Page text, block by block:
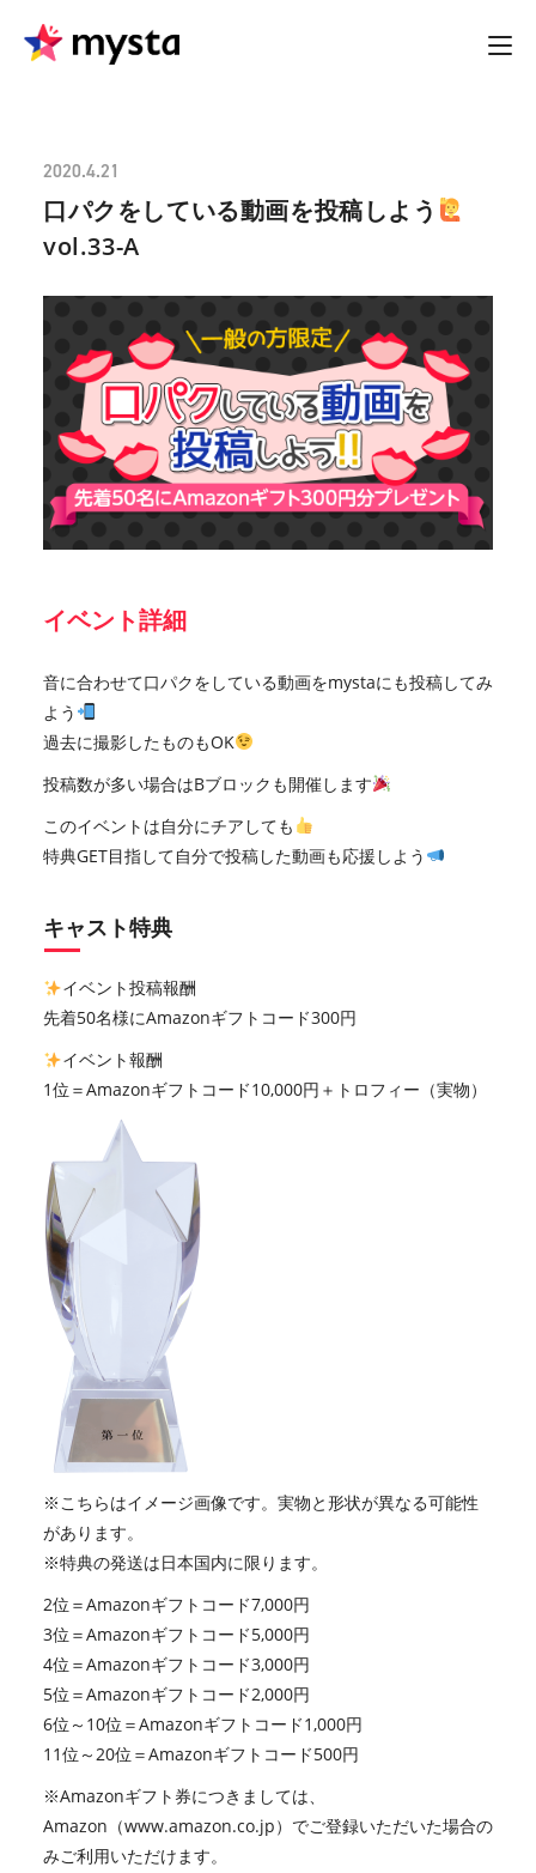
2020.4.21
口パクをしている動画を投稿しよう
vol.33-A
イベント詳細
音に合わせて口パクをしている動画をmystaにも投稿してみ
よう
過去に撮影したものもOK
投稿数が多い場合はBブロックも開催します
このイベントは自分にチアしても
特典GET目指して自分で投稿した動画も応援しよう
キャスト特典
イベント投稿報酬
先着50名様にAmazonギフトコード300円
イベント報酬
1位＝Amazonギフトコード10,000円＋トロフィー（実物）
※こちらはイメージ画像です。実物と形状が異なる可能性
があります。
※特典の発送は日本国内に限ります。
2位＝Amazonギフトコード7,000円
3位＝Amazonギフトコード5,000円
4位＝Amazonギフトコード3,000円
5位＝Amazonギフトコード2,000円
6位～10位＝Amazonギフトコード1,000円
11位～20位＝Amazonギフトコード500円
※Amazonギフト券につきましては、
Amazon（www.amazon.co.jp）でご登録いただいた場合の
みご利用いただけます。